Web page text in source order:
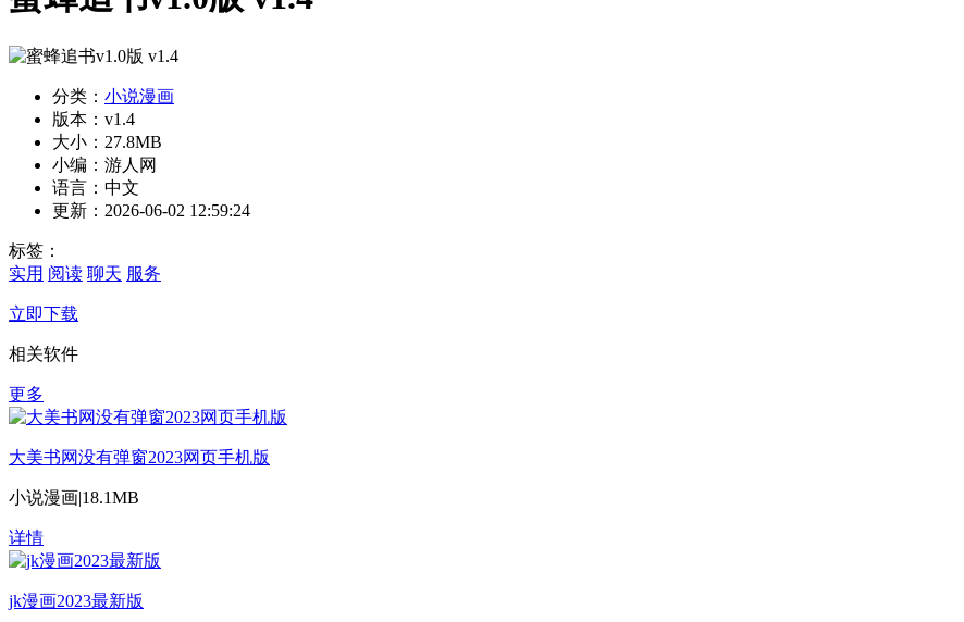
分类： 小说漫画
版本：v1.4
大小：27.8MB
小编：游人网
语言：中文
更新：2026-06-02 12:59:24
标签：
实用 阅读 聊天 服务
立即下载
相关软件
更多
大美书网没有弹窗2023网页手机版
小说漫画|18.1MB
详情
jk漫画2023最新版